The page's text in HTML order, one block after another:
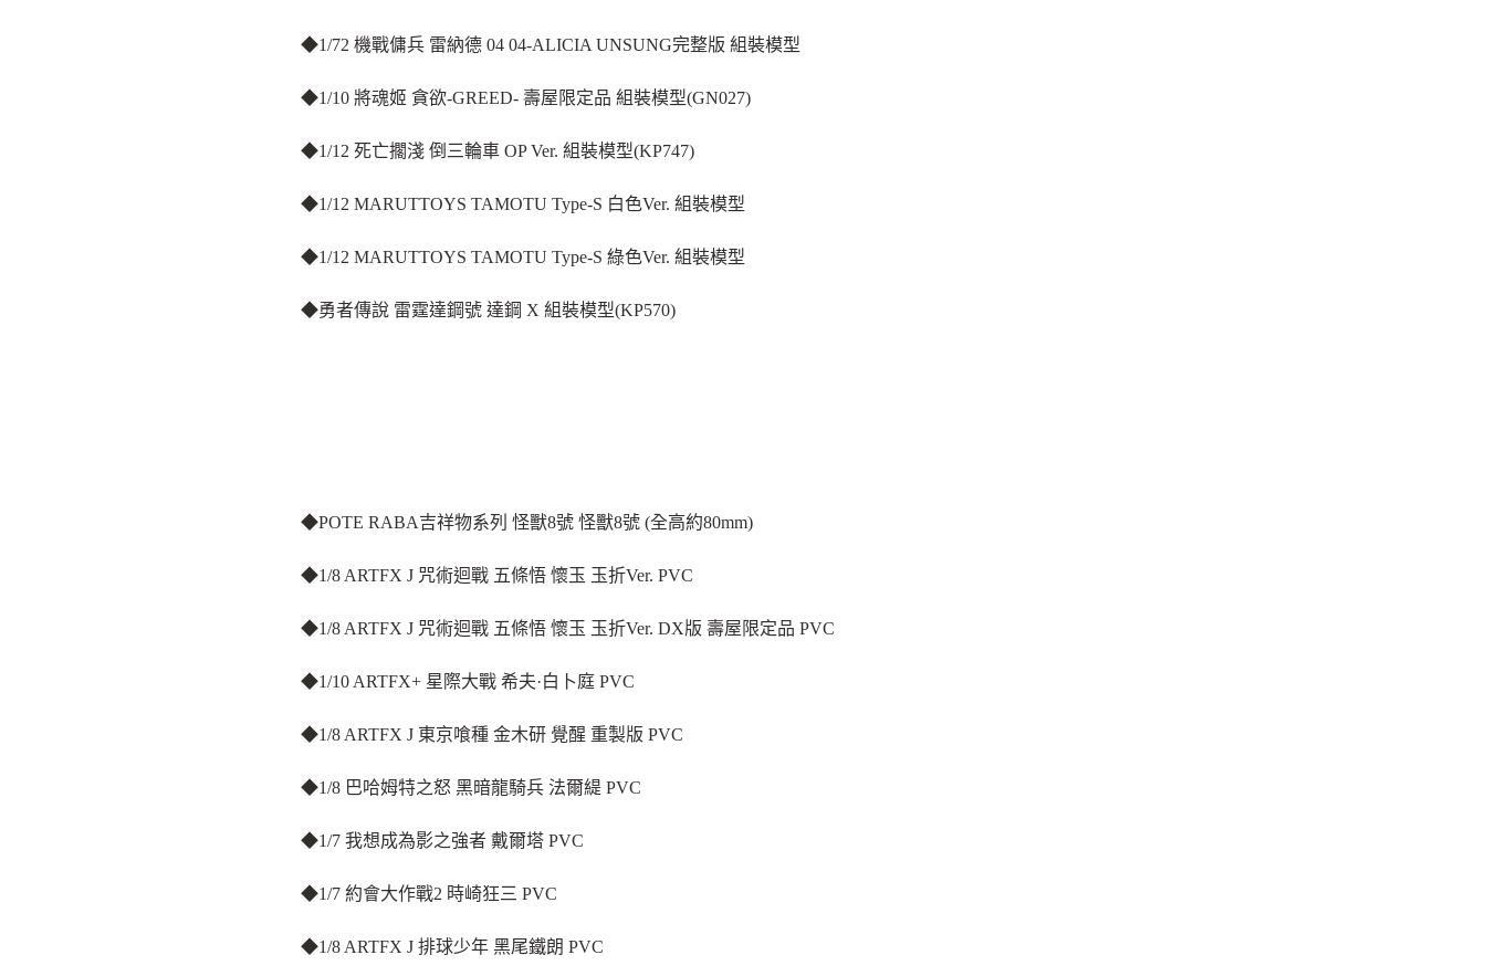
◆1/72 機戰傭兵 雷納德 04 04-ALICIA UNSUNG完整版 組裝模型
◆1/10 將魂姬 貪欲-GREED- 壽屋限定品 組裝模型(GN027)
◆1/12 死亡擱淺 倒三輪車 OP Ver. 組裝模型(KP747)
◆1/12 MARUTTOYS TAMOTU Type-S 白色Ver. 組裝模型
◆1/12 MARUTTOYS TAMOTU Type-S 綠色Ver. 組裝模型
◆勇者傳說 雷霆達鋼號 達鋼 X 組裝模型(KP570)
◆POTE RABA吉祥物系列 怪獸8號 怪獸8號 (全高約80mm)
◆1/8 ARTFX J 咒術迴戰 五條悟 懷玉 玉折Ver. PVC
◆1/8 ARTFX J 咒術迴戰 五條悟 懷玉 玉折Ver. DX版 壽屋限定品 PVC
◆1/10 ARTFX+ 星際大戰 希夫·白卜庭 PVC
◆1/8 ARTFX J 東京喰種 金木研 覺醒 重製版 PVC
◆1/8 巴哈姆特之怒 黑暗龍騎兵 法爾緹 PVC
◆1/7 我想成為影之強者 戴爾塔 PVC
◆1/7 約會大作戰2 時崎狂三 PVC
◆1/8 ARTFX J 排球少年 黑尾鐵朗 PVC